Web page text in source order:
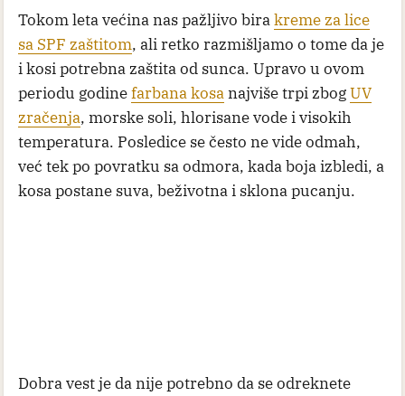
Tokom leta većina nas pažljivo birakreme za lice
sa SPF zaštitom, ali retko razmišljamo o tome da je
i kosi potrebna zaštita od sunca. Upravo u ovom
periodu godinefarbana kosanajviše trpi zbogUV
zračenja, morske soli, hlorisane vode i visokih
temperatura. Posledice se često ne vide odmah,
već tek po povratku sa odmora, kada boja izbledi, a
kosa postane suva, beživotna i sklona pucanju.
Dobra vest je da nije potrebno da se odreknete